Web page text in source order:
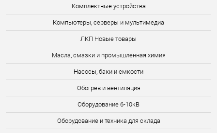
Комплектные устройства
Компьютеры, серверы и мультимедиа
ЛКП Новые товары
Масла, смазки и промышленная химия
Насосы, баки и емкости
Обогрев и вентиляция
Оборудование 6-10кВ
Оборудование и техника для склада